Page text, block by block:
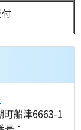
船津6663-1